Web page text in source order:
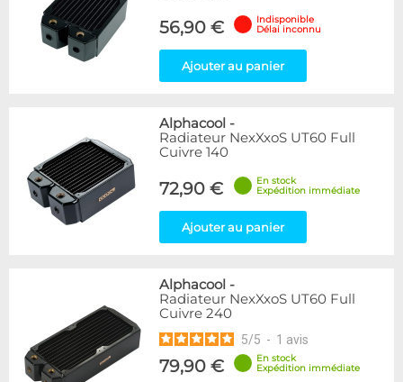
56,90 €
Indisponible
Délai inconnu
Ajouter au panier
Alphacool -
Radiateur NexXxoS UT60 Full
Cuivre 140
72,90 €
En stock
Expédition immédiate
Ajouter au panier
Alphacool -
Radiateur NexXxoS UT60 Full
Cuivre 240
5/5 - 1 avis
79,90 €
En stock
Expédition immédiate